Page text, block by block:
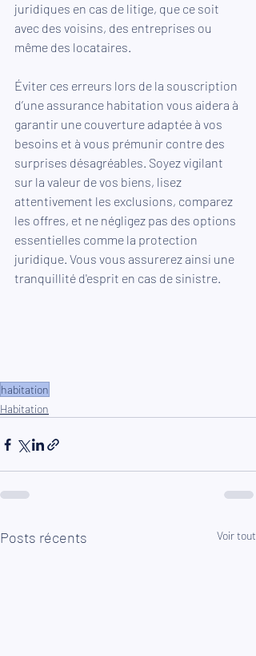
juridiques en cas de litige, que ce soit
avec des voisins, des entreprises ou
même des locataires.
Éviter ces erreurs lors de la souscription
d’une assurance habitation vous aidera à
garantir une couverture adaptée à vos
besoins et à vous prémunir contre des
surprises désagréables. Soyez vigilant
sur la valeur de vos biens, lisez
attentivement les exclusions, comparez
les offres, et ne négligez pas des options
essentielles comme la protection
juridique. Vous vous assurerez ainsi une
tranquillité d'esprit en cas de sinistre.
habitation
Habitation
Posts récents Voir tout